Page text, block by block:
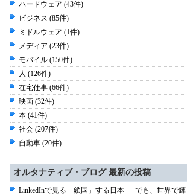
ハードウェア (43件)
ビジネス (85件)
ミドルウェア (1件)
メディア (23件)
モバイル (150件)
人 (126件)
在宅仕事 (66件)
映画 (32件)
本 (41件)
社会 (207件)
自動車 (20件)
オルタナティブ・ブログ 最新の投稿
LinkedInで見る「鎖国」する日本 ― でも、世界で輝